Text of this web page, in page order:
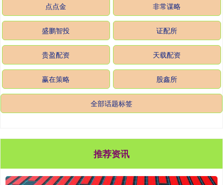
点点金 非常谋略
盛鹏智投 证配所
贵盈配资 天载配资
赢在策略 股鑫所
全部话题标签
推荐资讯